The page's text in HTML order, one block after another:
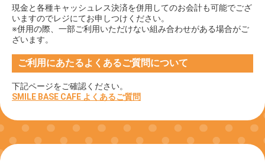
現金と各種キャッシュレス決済を併用してのお会計も可能でござ
いますのでレジにてお申しつけください。
※併用の際、一部ご利用いただけない組み合わせがある場合がご
ざいます。
ご利用にあたるよくあるご質問について
下記ページをご確認ください。
SMILE BASE CAFE よくあるご質問